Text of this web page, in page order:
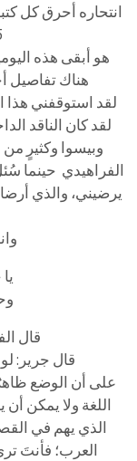
انتحاره أحرق كل
هو أبقى هذه
هناك تفاصيل
لقد استوقفني هذا
لقد كان الناقد
وبيسوا وكثيرٍ من
الفراهيدي حينما
يرضيني، والذي
قال
قال جرير:
على أن الوضع
اللغة ولا يمكن
الذي يهم في
العرب؛ فأنتَ